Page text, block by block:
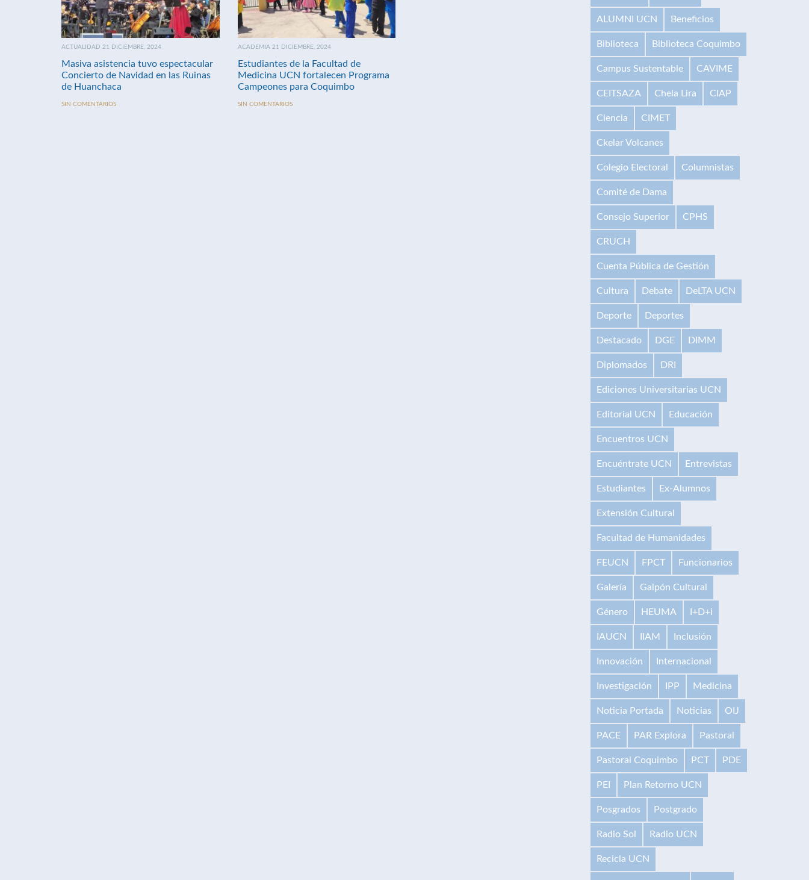
ACTUALIDAD 21 DICIEMBRE, 2024
Masiva asistencia tuvo espectacular
Concierto de Navidad en las Ruinas
de Huanchaca
SIN COMENTARIOS
ACADEMIA 21 DICIEMBRE, 2024
Estudiantes de la Facultad de
Medicina UCN fortalecen Programa
Campeones para Coquimbo
SIN COMENTARIOS
ALUMNI UCN Beneficios
Biblioteca Biblioteca Coquimbo
Campus Sustentable CAVIME
CEITSAZA Chela Lira CIAP
Ciencia CIMET
Ckelar Volcanes
Colegio Electoral Columnistas
Comité de Dama
Consejo Superior CPHS
CRUCH
Cuenta Pública de Gestión
Cultura Debate DeLTA UCN
Deporte Deportes
Destacado DGE DIMM
Diplomados DRI
Ediciones Universitarias UCN
Editorial UCN Educación
Encuentros UCN
Encuéntrate UCN Entrevistas
Estudiantes Ex-Alumnos
Extensión Cultural
Facultad de Humanidades
FEUCN FPCT Funcionarios
Galería Galpón Cultural
Género HEUMA I+D+i
IAUCN IIAM Inclusión
Innovación Internacional
Investigación IPP Medicina
Noticia Portada Noticias OIJ
PACE PAR Explora Pastoral
Pastoral Coquimbo PCT PDE
PEI Plan Retorno UCN
Posgrados Postgrado
Radio Sol Radio UCN
Recicla UCN